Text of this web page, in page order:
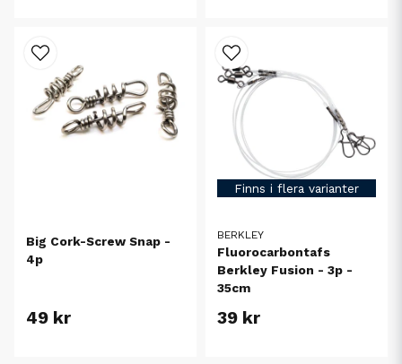
Big Cork-Screw Snap -
4p
49 kr
Finns i flera varianter
BERKLEY
Fluorocarbontafs
Berkley Fusion - 3p -
35cm
39 kr